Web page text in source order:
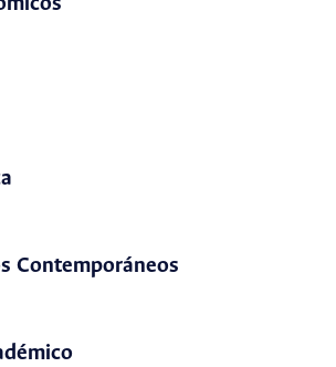
Contemporáneos